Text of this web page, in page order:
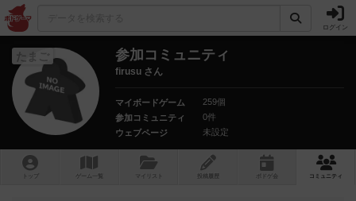
ログイン
たまご 参加コミュニティ
firusu さん
マイボードゲーム
259個
参加コミュニティ
0件
ウェブページ
未設定
トップ ゲーム一覧 マイリスト 投稿履歴 ボ ドゲ コミュニティ